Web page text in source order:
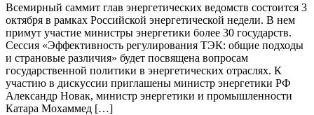
Всемирный саммит глав энергетических ведомств состоится 3
октября в рамках Российской энергетической недели. В нем
примут участие министры энергетики более 30 государств.
Сессия «Эффективность регулирования ТЭК: общие подходы
и страновые различия» будет посвящена вопросам
государственной политики в энергетических отраслях. К
участию в дискуссии приглашены министр энергетики РФ
Александр Новак, министр энергетики и промышленности
Катара Мохаммед […]